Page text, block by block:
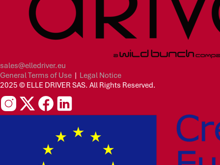
sales@elledriver.eu
General Terms of Use | Legal Notice
2025 © ELLE DRIVER SAS. All Rights Reserved.